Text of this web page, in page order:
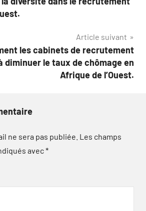
Article suivant
les cabinets de recrutement
diminuer le taux de chômage en
Afrique de l’Ouest.
ne sera pas publiée. Les champs
avec*